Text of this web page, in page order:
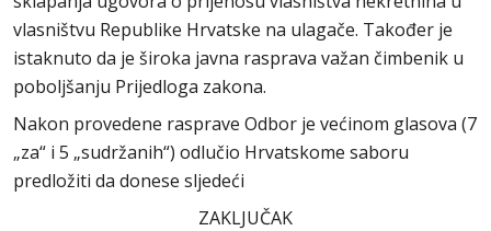
vlasništvu Republike Hrvatske na ulagače. Također je
istaknuto da je široka javna rasprava važan čimbenik u
poboljšanju Prijedloga zakona.
Nakon provedene rasprave Odbor je većinom glasova (7
„za“ i 5 „sudržanih“) odlučio Hrvatskome saboru
predložiti da donese sljedeći
ZAKLJUČAK